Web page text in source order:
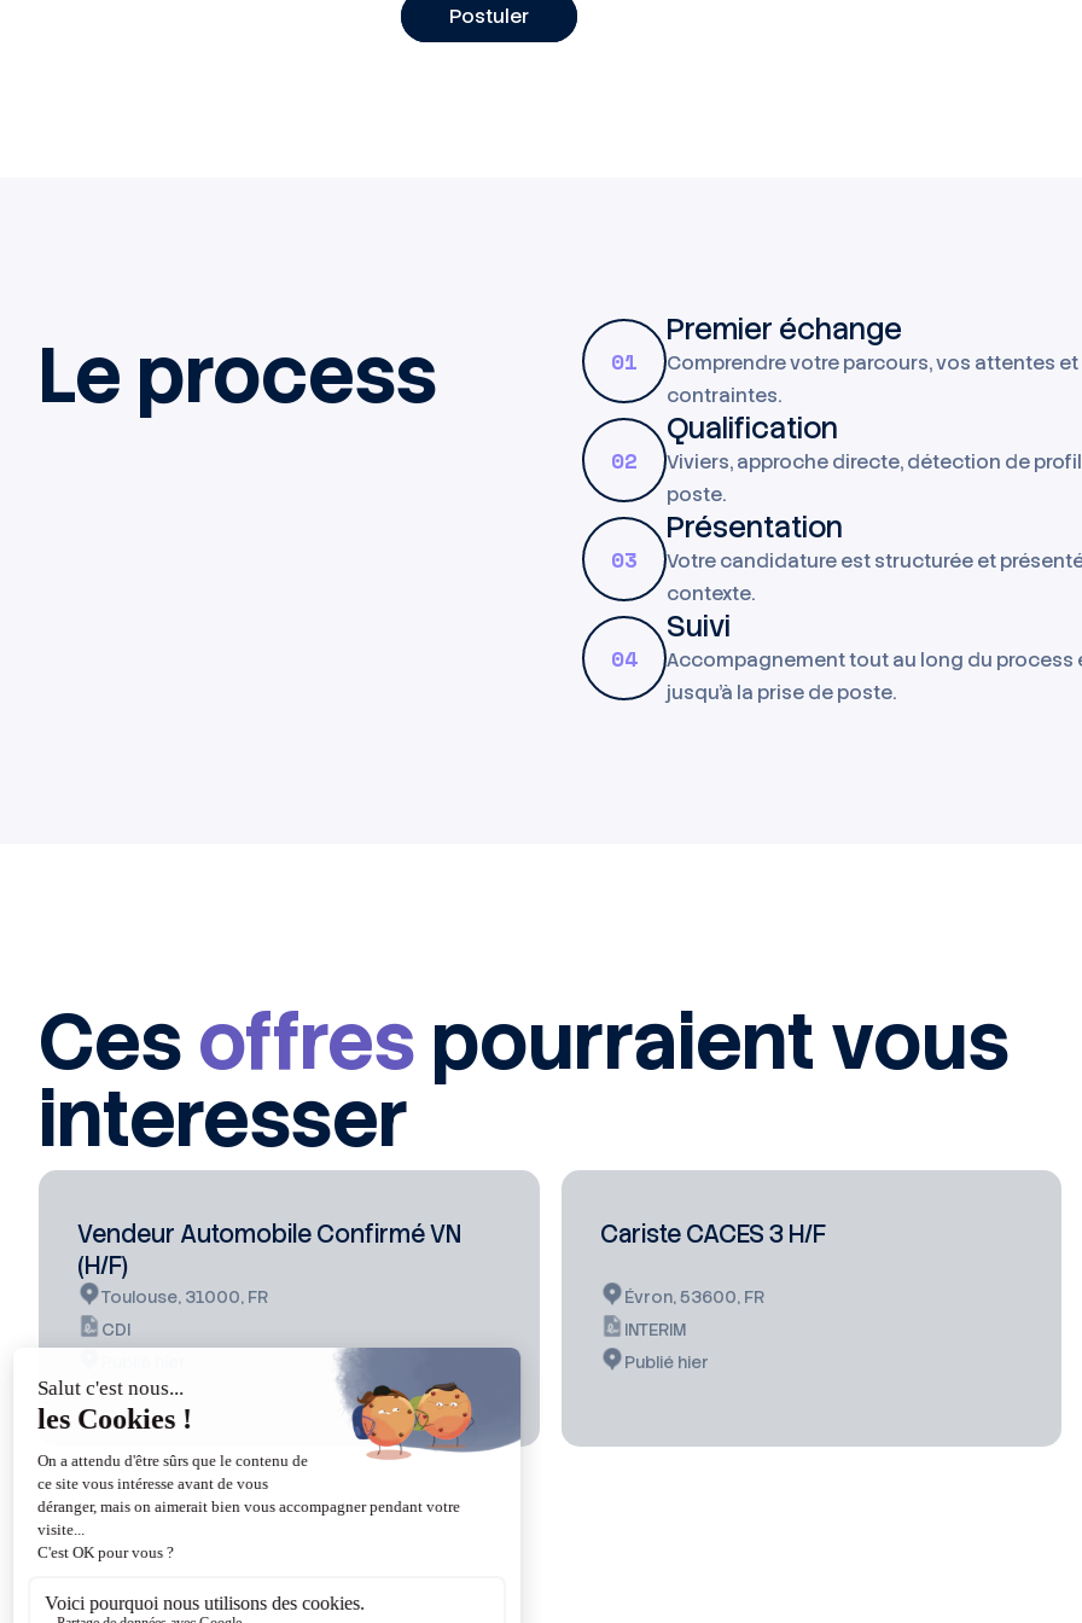
Postuler
Le process 01
Premier échange
Comprendre votre parcours, vos attentes et
contraintes.
02
Qualification
Viviers, approche directe, détection de
poste.
03
Présentation
Votre candidature est structurée et
contexte.
04
Suivi
Accompagnement tout au long du process
jusqu'à la prise de poste.
Cesoffres pourraient vous
interesser
Vendeur Automobile Confirmé VN
(H/F)
Toulouse, 31000, FR
CDI
Cariste CACES 3 H/F
Évron, 53600, FR
INTERIM
Publié hier